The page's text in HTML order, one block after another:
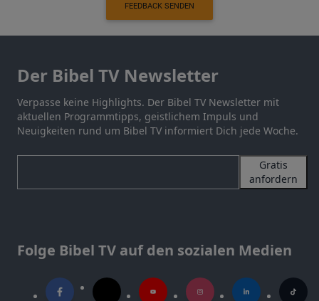
FEEDBACK SENDEN
Der Bibel TV Newsletter
Verpasse keine Highlights. Der Bibel TV Newsletter mit
aktuellen Programmtipps, geistlichem Impuls und
Neuigkeiten rund um Bibel TV informiert Dich jede Woche.
Gratis
anfordern
Folge Bibel TV auf den sozialen Medien